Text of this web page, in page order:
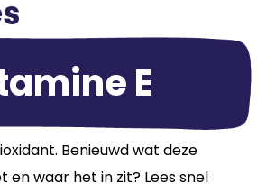
E
Benieuwd wat deze
en waar het in zit? Lees snel